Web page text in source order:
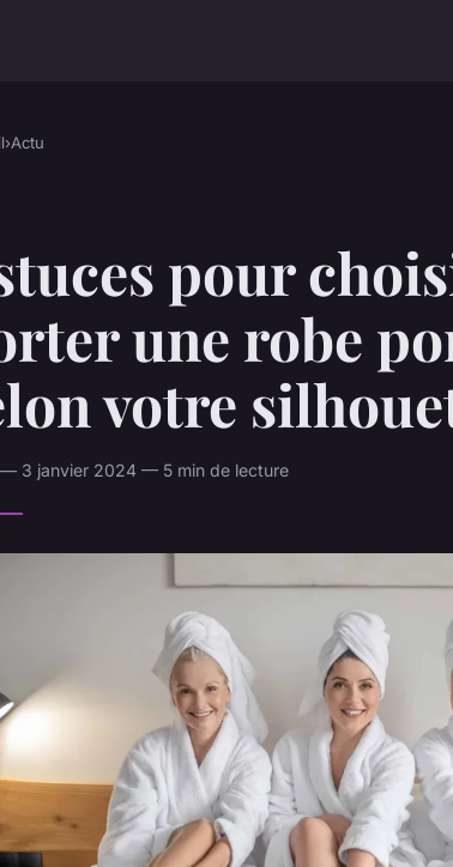
›Actu
pour
une robe
votre
3 janvier 2024 — 5 min de lecture